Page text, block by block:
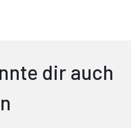
dir auch